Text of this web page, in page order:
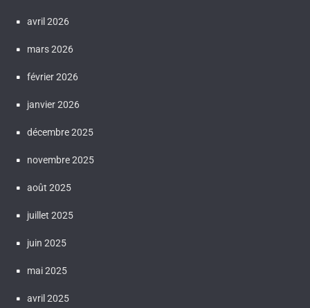
avril 2026
mars 2026
février 2026
janvier 2026
décembre 2025
novembre 2025
août 2025
juillet 2025
juin 2025
mai 2025
avril 2025